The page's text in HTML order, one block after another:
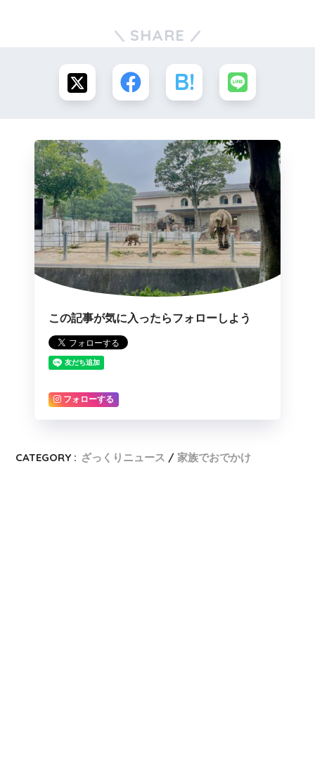
SHARE
この記事が気に入ったらフォローしよう
フォローする
CATEGORY : ざっくりニュース 家族でおでかけ